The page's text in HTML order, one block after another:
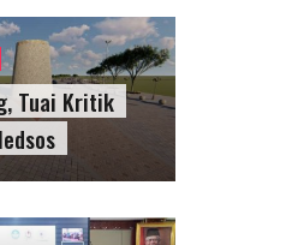
Tuai Kritik